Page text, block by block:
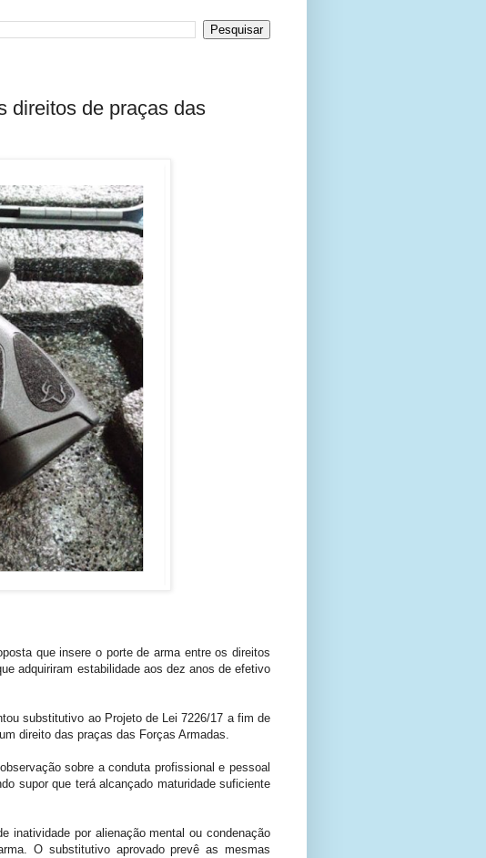
direitos de praças das
que insere o porte de arma entre os direitos
adquiriram estabilidade aos dez anos de efetivo
substitutivo ao Projeto de Lei 7226/17 a fim de
direito das praças das Forças Armadas.
sobre a conduta profissional e pessoal
supor que terá alcançado maturidade suficiente
inatividade por alienação mental ou condenação
O substitutivo aprovado prevê as mesmas